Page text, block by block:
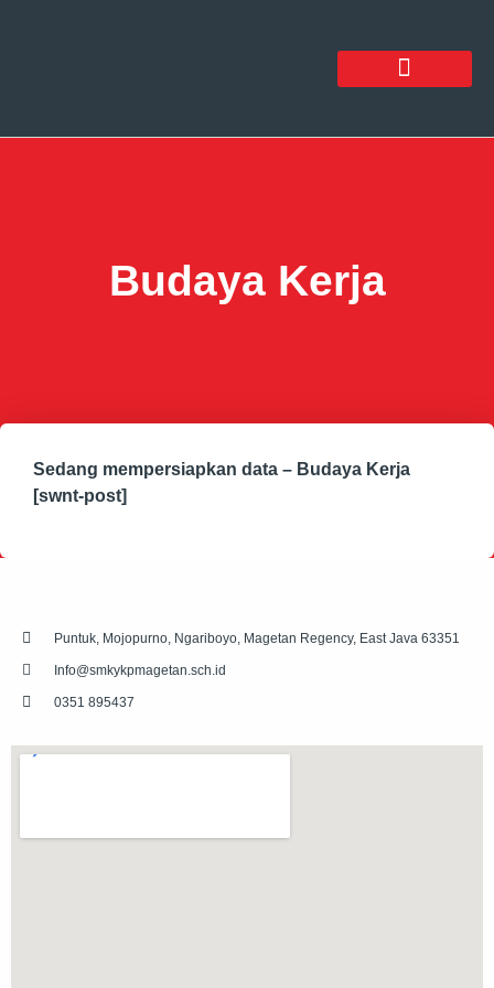
Budaya Kerja
Sedang mempersiapkan data – Budaya Kerja
[swnt-post]
Puntuk, Mojopurno, Ngariboyo, Magetan Regency, East Java 63351
Info@smkykpmagetan.sch.id
0351 895437